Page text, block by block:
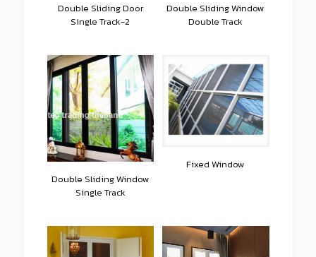
Double Sliding Door
Single Track-2
Double Sliding Window
Double Track
Double Sliding Window
Single Track
Fixed Window